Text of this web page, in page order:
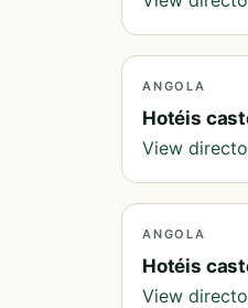
ANGOLA
Hotéis
View
ANGOLA
Hotéis
View